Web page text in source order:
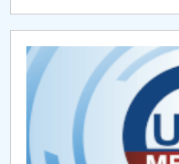
CAR2026
MENIU CANTINA
Manifestări ştiinţifice
Reviste